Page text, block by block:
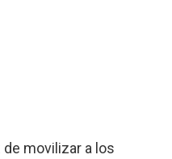
de movilizar a los